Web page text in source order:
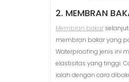
2. MEMBRAN
Membran bakar
membran bakar yang
Waterproofing jenis ini
elastisitas yang tinggi.
ialah dengan cara